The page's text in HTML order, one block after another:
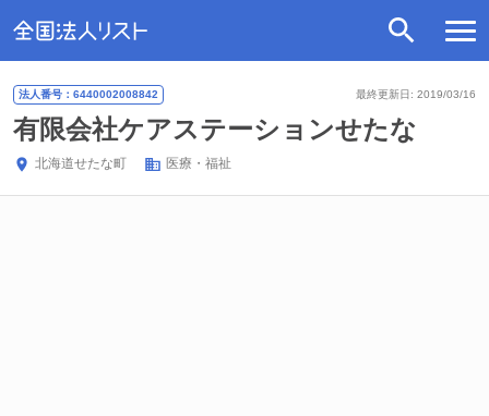
最終更新日: 2019/03/16
法人番号：6440002008842
有限会社ケアステーションせたな
北海道せたな町 医療・福祉